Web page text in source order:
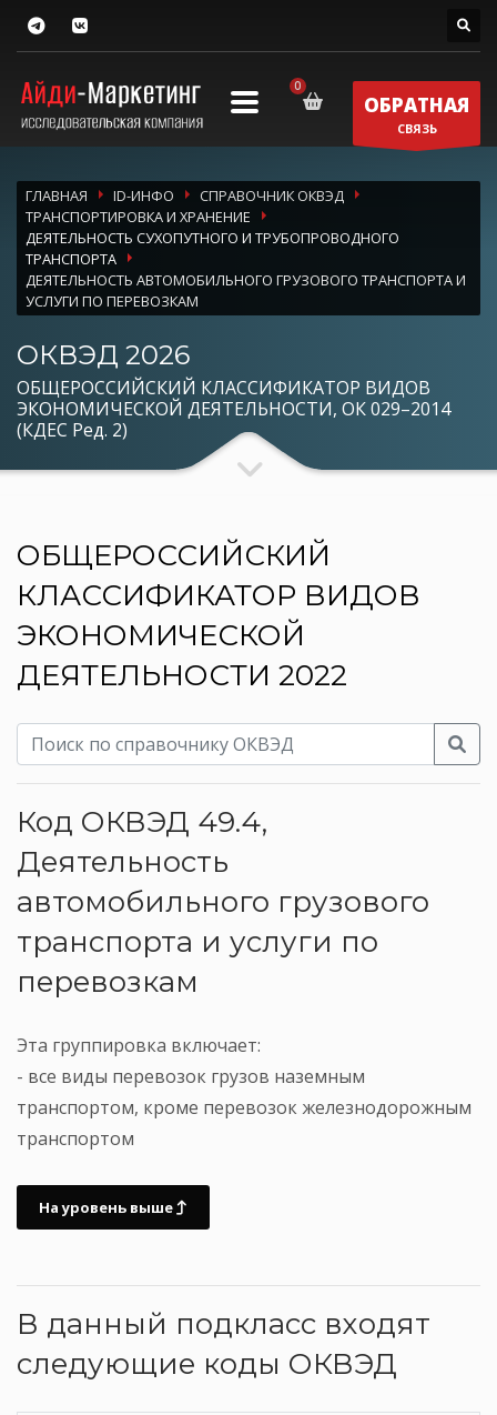
ОБРАТНАЯ
СВЯЗЬ
ГЛАВНАЯ ID-ИНФО
СПРАВОЧНИК ОКВЭД
ТРАНСПОРТИРОВКА И ХРАНЕНИЕ
ДЕЯТЕЛЬНОСТЬ СУХОПУТНОГО И ТРУБОПРОВОДНОГО
ТРАНСПОРТА
ДЕЯТЕЛЬНОСТЬ АВТОМОБИЛЬНОГО ГРУЗОВОГО ТРАНСПОРТА И
УСЛУГИ ПО ПЕРЕВОЗКАМ
ОКВЭД 2026
ОБЩЕРОССИЙСКИЙ КЛАССИФИКАТОР ВИДОВ
ЭКОНОМИЧЕСКОЙ ДЕЯТЕЛЬНОСТИ, ОК 029–2014
(КДЕС Ред. 2)
ОБЩЕРОССИЙСКИЙ
КЛАССИФИКАТОР ВИДОВ
ЭКОНОМИЧЕСКОЙ
ДЕЯТЕЛЬНОСТИ 2022
Код ОКВЭД 49.4,
Деятельность
автомобильного грузового
транспорта и услуги по
перевозкам
Эта группировка включает:
- все виды перевозок грузов наземным
транспортом, кроме перевозок железнодорожным
транспортом
На уровень выше
В данный подкласс входят
следующие коды ОКВЭД